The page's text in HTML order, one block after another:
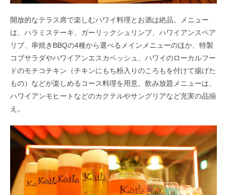
開放的なテラス席で楽しむハワイ料理とお酒は絶品。メニュー
は、ハラミステーキ、ガーリックシュリンプ、ハワイアンスペア
リブ、串焼きBBQの4種から選べるメインメニューのほか、特製
コブサラダやハワイアンエスカベッシュ、ハワイのローカルフー
ドのモチコチキン（チキンにもち粉入りのころもを付けて揚げた
もの）などが楽しめるコース料理を用意。飲み放題メニューは、
ハワイアンモヒートなどのカクテルやサングリアなど充実の品揃
え。